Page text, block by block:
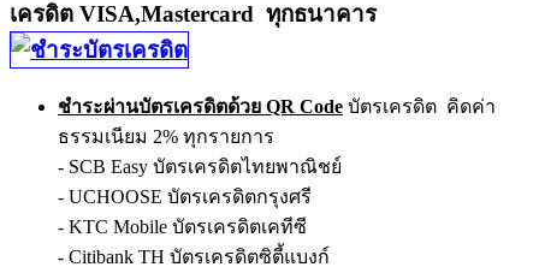
เครดิต VISA,Mastercard ทุกธนาคาร
ชำระผ่านบัตรเครดิตด้วย QR Code บัตรเครดิต คิดค่า
ธรรมเนียม 2% ทุกรายการ
- SCB Easy บัตรเครดิตไทยพาณิชย์
- UCHOOSE บัตรเครดิตกรุงศรี
- KTC Mobile บัตรเครดิตเคทีซี
- Citibank TH บัตรเครดิตซิตี้แบงก์